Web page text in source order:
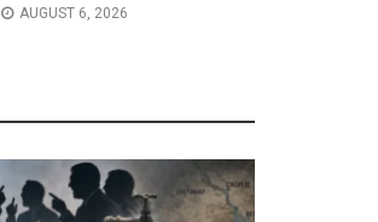
AUGUST 6, 2026